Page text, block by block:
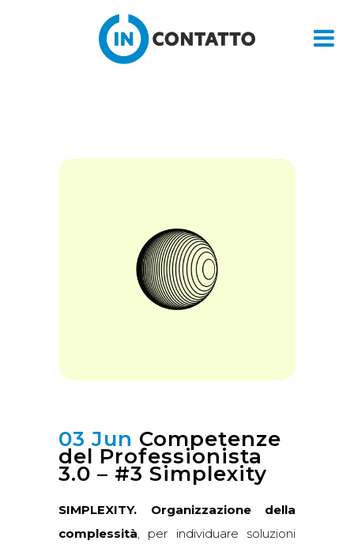
03 Jun Competenze
del Professionista
3.0 – #3 Simplexity
SIMPLEXITY. Organizzazione della
complessità, per individuare soluzioni